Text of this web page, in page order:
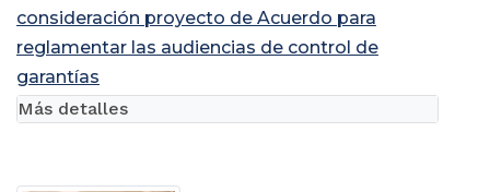
consideración proyecto de Acuerdo para
reglamentar las audiencias de control de
garantías
Más detalles